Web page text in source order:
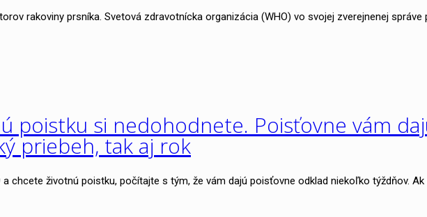
rakoviny prsníka. Svetová zdravotnícka organizácia (WHO) vo svojej zverejnenej
poistku si nedohodnete. Poisťovne vám
priebeh, tak aj rok
chcete životnú poistku, počítajte s tým, že vám dajú poisťovne odklad niekoľko týždňov.